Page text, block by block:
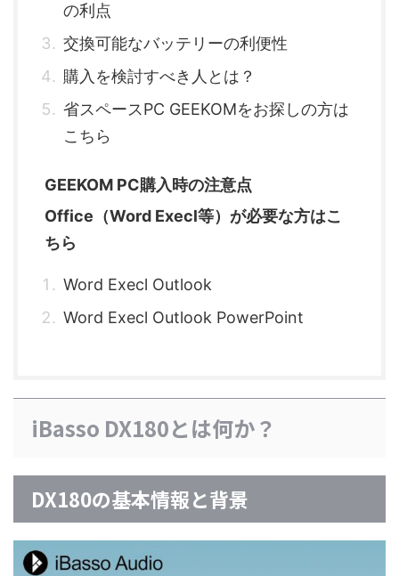
の利点
交換可能なバッテリーの利便性
購入を検討すべき人とは？
省スペースPC GEEKOMをお探しの方は
こちら
GEEKOM PC購入時の注意点
Office（Word Execl等）が必要な方はこ
ちら
Word Execl Outlook
Word Execl Outlook PowerPoint
iBasso DX180とは何か？
DX180の基本情報と背景